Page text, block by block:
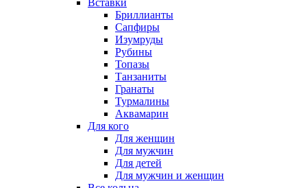
Вставки
Бриллианты
Сапфиры
Изумруды
Рубины
Топазы
Танзаниты
Гранаты
Турмалины
Аквамарин
Для кого
Для женщин
Для мужчин
Для детей
Для мужчин и женщин